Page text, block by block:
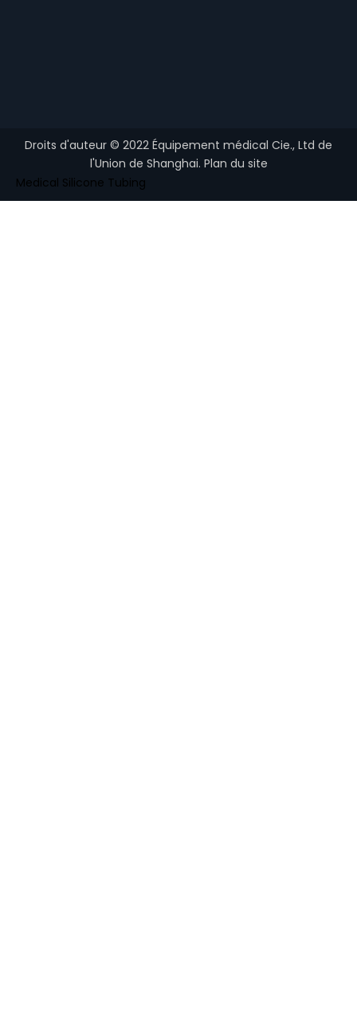
Droits d'auteur © 2022 Équipement médical Cie., Ltd de
l'Union de Shanghai. Plan du site
Medical Silicone Tubing